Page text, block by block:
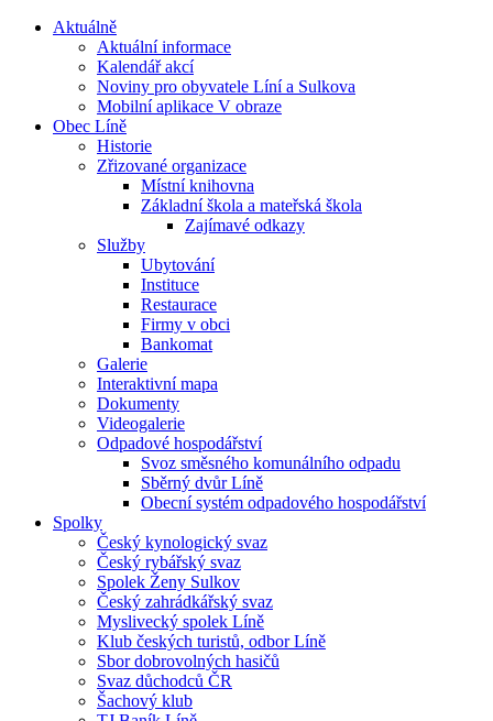
Aktuálně
Aktuální informace
Kalendář akcí
Noviny pro obyvatele Líní a Sulkova
Mobilní aplikace V obraze
Obec Líně
Historie
Zřizované organizace
Místní knihovna
Základní škola a mateřská škola
Zajímavé odkazy
Služby
Ubytování
Instituce
Restaurace
Firmy v obci
Bankomat
Galerie
Interaktivní mapa
Dokumenty
Videogalerie
Odpadové hospodářství
Svoz směsného komunálního odpadu
Sběrný dvůr Líně
Obecní systém odpadového hospodářství
Spolky
Český kynologický svaz
Český rybářský svaz
Spolek Ženy Sulkov
Český zahrádkářský svaz
Myslivecký spolek Líně
Klub českých turistů, odbor Líně
Sbor dobrovolných hasičů
Svaz důchodců ČR
Šachový klub